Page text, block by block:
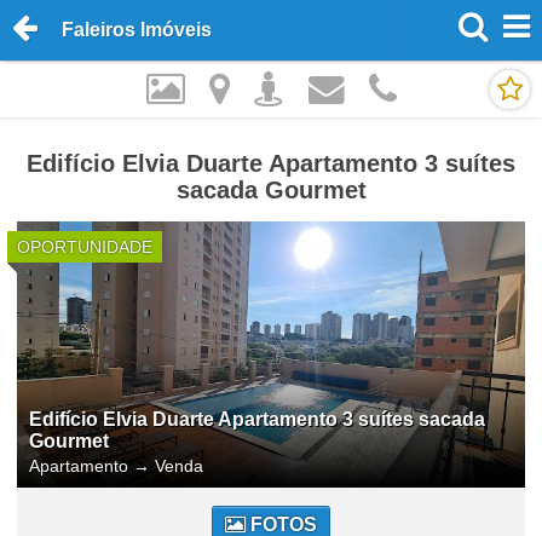
Faleiros Imóveis
Edifício Elvia Duarte Apartamento 3 suítes
sacada Gourmet
OPORTUNIDADE
Edifício Elvia Duarte Apartamento 3 suítes sacada
Gourmet
Apartamento → Venda
FOTOS